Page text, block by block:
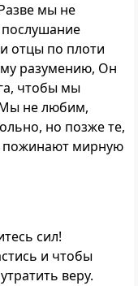
мы не
отцы по плоти
разумению, Он
чтобы мы
не любим,
но позже те,
пожинают мирную
сил!
и чтобы
веру.